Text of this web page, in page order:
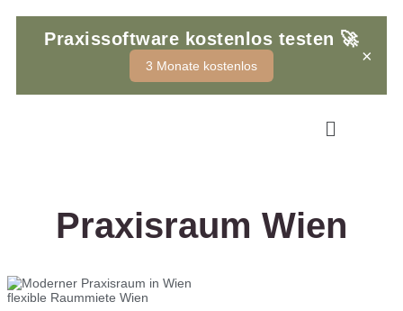
Praxissoftware kostenlos testen 🚀
3 Monate kostenlos
×
Praxisraum Wien
flexible Raummiete Wien
Was ist Praxta? Wie kann ich buchen?